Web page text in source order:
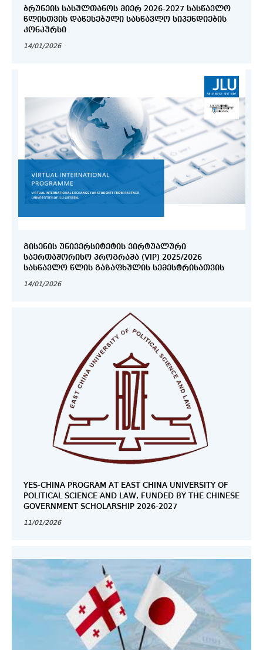
ᲑᲠᲣᲜᲔᲘᲡ ᲡᲐᲡᲣᲚᲗᲐᲜᲝᲡ ᲛᲘᲔᲠ 2026-2027 ᲡᲐᲡᲬᲐᲕᲚᲝ
ᲬᲚᲘᲡᲗᲕᲘᲡ ᲓᲐᲬᲔᲡᲔᲑᲣᲚᲘ ᲡᲐᲡᲬᲐᲕᲚᲝ ᲡᲘᲞᲔᲜᲓᲘᲔᲑᲘᲡ
ᲙᲝᲜᲙᲣᲠᲡᲘ
14/01/2026
ᲒᲘᲡᲔᲜᲘᲡ ᲣᲜᲘᲕᲔᲠᲡᲘᲢᲔᲢᲘᲡ ᲕᲘᲠᲢᲣᲐᲚᲣᲠᲘ
ᲡᲐᲔᲠᲗᲐᲨᲝᲠᲘᲡᲝ ᲞᲠᲝᲒᲠᲐᲛᲐ (VIP) 2025/2026
ᲡᲐᲡᲬᲐᲕᲚᲝ ᲬᲚᲘᲡ ᲒᲐᲖᲐᲤᲮᲣᲚᲘᲡ ᲡᲔᲛᲔᲡᲢᲠᲘᲡᲐᲗᲕᲘᲡ
14/01/2026
YES-CHINA PROGRAM AT EAST CHINA UNIVERSITY OF
POLITICAL SCIENCE AND LAW, FUNDED BY THE CHINESE
GOVERNMENT SCHOLARSHIP 2026-2027
11/01/2026